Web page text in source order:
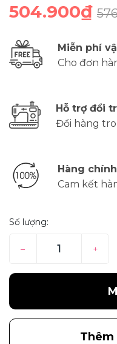
504.900₫
Miễn phí
Cho đơn
Hỗ trợ đổi
Đổi hàng
Hàng
Cam kết
Số lượng:
– +
Thêm